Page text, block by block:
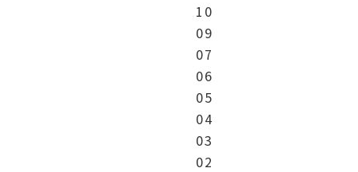
10
09
07
06
05
04
03
02